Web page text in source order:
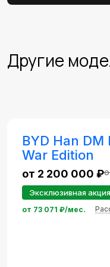
Другие
BYD Han DM
War Edition
от 2 200 000 ₽
Эксклюзивная акция
от 73 071 ₽/мес.